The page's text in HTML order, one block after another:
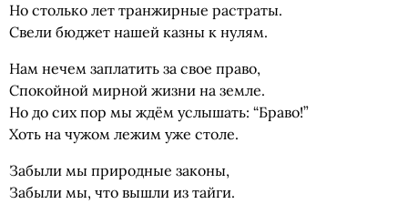
Но столько лет транжирные растраты.
Свели бюджет нашей казны к нулям.
Нам нечем заплатить за свое право,
Спокойной мирной жизни на земле.
Но до сих пор мы ждём услышать: “Браво!”
Хоть на чужом лежим уже столе.
Забыли мы природные законы,
Забыли мы, что вышли из тайги.